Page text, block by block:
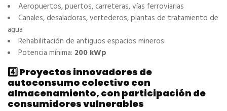
Aeropuertos, puertos, carreteras, vías ferroviarias
Canales, desaladoras, vertederos, plantas de tratamiento de
agua
Rehabilitación de antiguos espacios mineros
Potencia mínima: 200 kWp
4️⃣ Proyectos innovadores de
autoconsumo colectivo con
almacenamiento, con participación de
consumidores vulnerables